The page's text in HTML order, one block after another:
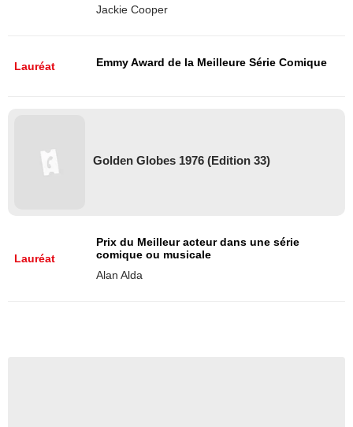
Jackie Cooper
Lauréat Emmy Award de la Meilleure Série Comique
Golden Globes 1976 (Edition 33)
Lauréat
Prix du Meilleur acteur dans une série
comique ou musicale
Alan Alda